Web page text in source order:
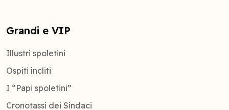
Grandi e VIP
Illustri spoletini
Ospiti ìncliti
I “Papi spoletini”
Cronotassi dei Sindaci